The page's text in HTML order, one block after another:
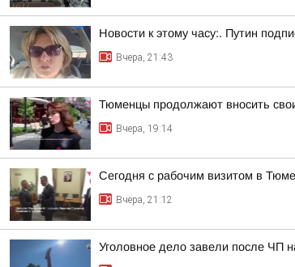
Новости к этому часу:. Путин
Вчера, 21:43
Тюменцы продолжают вносить
Вчера, 19:14
Сегодня с рабочим визитом в
Вчера, 21:12
Уголовное дело завели после ЧП